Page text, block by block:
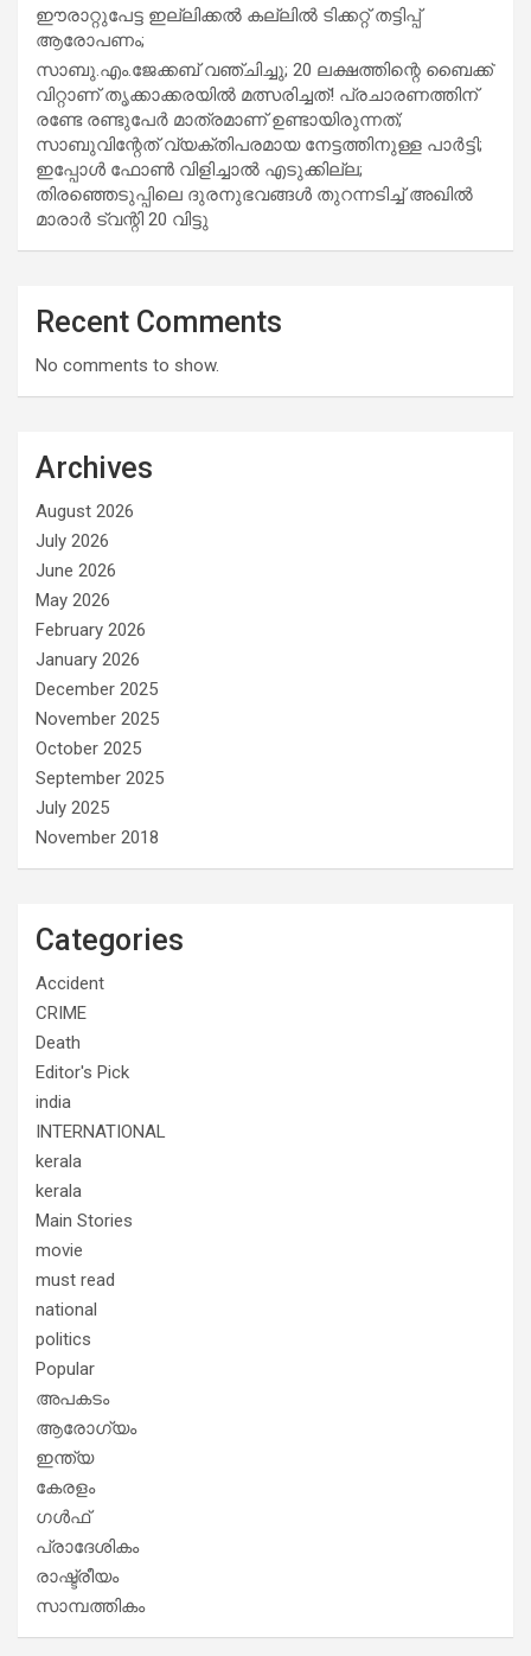
ഈരാറ്റുപേട്ട ഇല്ലിക്കൽ കല്ലിൽ ടിക്കറ്റ് തട്ടിപ്പ്
ആരോപണം;
സാബു.എം.ജേക്കബ് വഞ്ചിച്ചു; 20 ലക്ഷത്തിന്റെ ബൈക്ക്
വിറ്റാണ് തൃക്കാക്കരയില്‍ മത്സരിച്ചത്! പ്രചാരണത്തിന്
രണ്ടേ രണ്ടുപേര്‍ മാത്രമാണ് ഉണ്ടായിരുന്നത്;
സാബുവിന്റേത് വ്യക്തിപരമായ നേട്ടത്തിനുള്ള പാര്‍ട്ടി;
ഇപ്പോള്‍ ഫോണ്‍ വിളിച്ചാല്‍ എടുക്കില്ല;
തിരഞ്ഞെടുപ്പിലെ ദുരനുഭവങ്ങള്‍ തുറന്നടിച്ച് അഖില്‍
മാരാര്‍ ട്വന്റി 20 വിട്ടു
Recent Comments
No comments to show.
Archives
August 2026
July 2026
June 2026
May 2026
February 2026
January 2026
December 2025
November 2025
October 2025
September 2025
July 2025
November 2018
Categories
Accident
CRIME
Death
Editor's Pick
india
INTERNATIONAL
kerala
kerala
Main Stories
movie
must read
national
politics
Popular
അപകടം
ആരോഗ്യം
ഇന്ത്യ
കേരളം
ഗൾഫ്
പ്രാദേശികം
രാഷ്ട്രീയം
സാമ്പത്തികം